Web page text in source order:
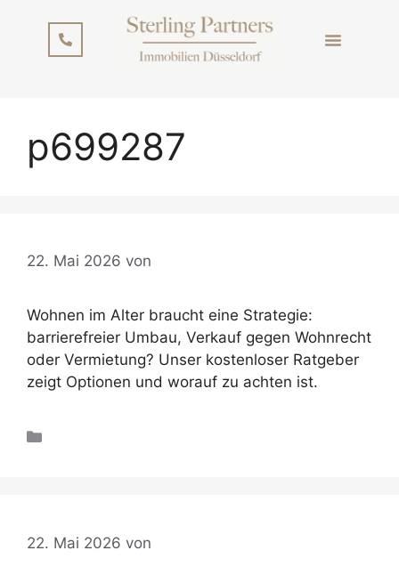
p699287
22. Mai 2026 von
Wohnen im Alter braucht eine Strategie:
barrierefreier Umbau, Verkauf gegen Wohnrecht
oder Vermietung? Unser kostenloser Ratgeber
zeigt Optionen und worauf zu achten ist.
22. Mai 2026 von